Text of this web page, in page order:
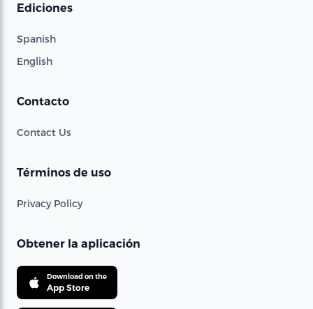
Ediciones
Spanish
English
Contacto
Contact Us
Términos de uso
Privacy Policy
Obtener la aplicación
Download on the
App Store